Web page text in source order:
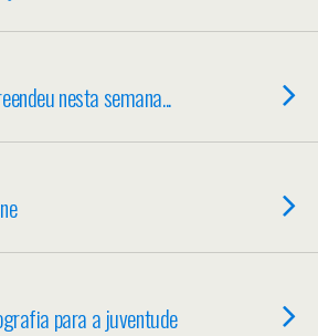
nesta semana...
para a juventude